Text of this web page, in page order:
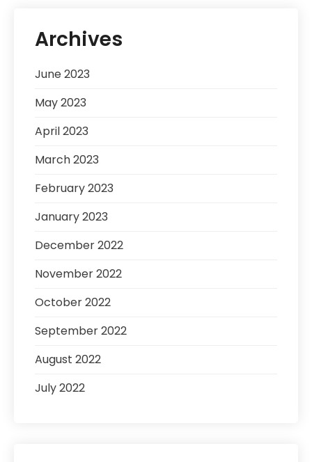
Archives
June 2023
May 2023
April 2023
March 2023
February 2023
January 2023
December 2022
November 2022
October 2022
September 2022
August 2022
July 2022